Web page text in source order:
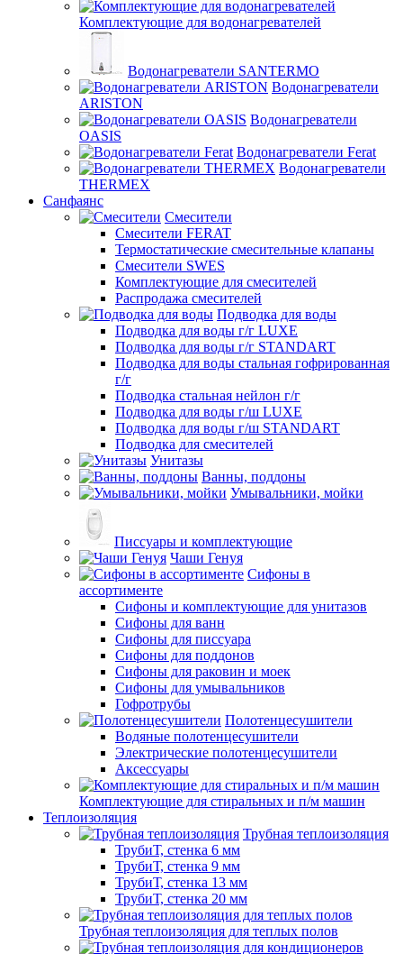
Комплектующие для водонагревателей
Водонагреватели SANTERMO
Водонагреватели
ARISTON
Водонагреватели
OASIS
Водонагреватели Ferat
Водонагреватели
THERMEX
Санфаянс
Смесители
Смесители FERAT
Термостатические смесительные клапаны
Смесители SWES
Комплектующие для смесителей
Распродажа смесителей
Подводка для воды
Подводка для воды г/г LUXE
Подводка для воды г/г STANDART
Подводка для воды стальная гофрированная
г/г
Подводка стальная нейлон г/г
Подводка для воды г/ш LUXE
Подводка для воды г/ш STANDART
Подводка для смесителей
Унитазы
Ванны, поддоны
Умывальники, мойки
Писсуары и комплектующие
Чаши Генуя
Сифоны в
ассортименте
Сифоны и комплектующие для унитазов
Сифоны для ванн
Сифоны для писсуара
Сифоны для поддонов
Сифоны для раковин и моек
Сифоны для умывальников
Гофротрубы
Полотенцесушители
Водяные полотенцесушители
Электрические полотенцесушители
Аксессуары
Комплектующие для стиральных и п/м машин
Теплоизоляция
Трубная теплоизоляция
ТрубиТ, стенка 6 мм
ТрубиТ, стенка 9 мм
ТрубиТ, стенка 13 мм
ТрубиТ, стенка 20 мм
Трубная теплоизоляция для теплых полов